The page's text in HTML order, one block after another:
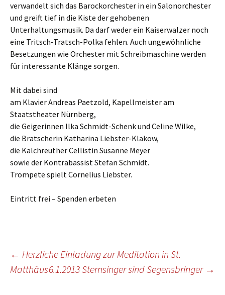
verwandelt sich das Barockorchester in ein Salonorchester
und greift tief in die Kiste der gehobenen
Unterhaltungsmusik. Da darf weder ein Kaiserwalzer noch
eine Tritsch-Tratsch-Polka fehlen. Auch ungewöhnliche
Besetzungen wie Orchester mit Schreibmaschine werden
für interessante Klänge sorgen.
Mit dabei sind
am Klavier Andreas Paetzold, Kapellmeister am
Staatstheater Nürnberg,
die Geigerinnen Ilka Schmidt-Schenk und Celine Wilke,
die Bratscherin Katharina Liebster-Klakow,
die Kalchreuther Cellistin Susanne Meyer
sowie der Kontrabassist Stefan Schmidt.
Trompete spielt Cornelius Liebster.
Eintritt frei – Spenden erbeten
Beitragsnavigation
← Herzliche Einladung zur Meditation in St.
Matthäus6.1.2013 Sternsinger sind Segensbringer →